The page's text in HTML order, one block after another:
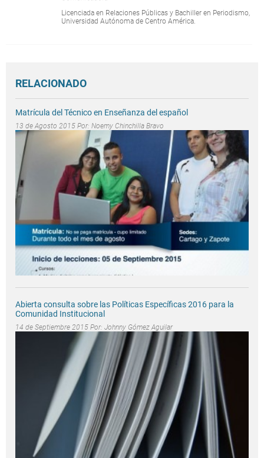
Licenciada en Relaciones Públicas y Bachiller en Periodismo,
Universidad Autónoma de Centro América.
RELACIONADO
Matrícula del Técnico en Enseñanza del español
13 de Agosto 2015 Por: Noemy Chinchilla Bravo
Abierta consulta sobre las Políticas Específicas 2016 para la
Comunidad Institucional
14 de Septiembre 2015 Por: Johnny Gómez Aguilar